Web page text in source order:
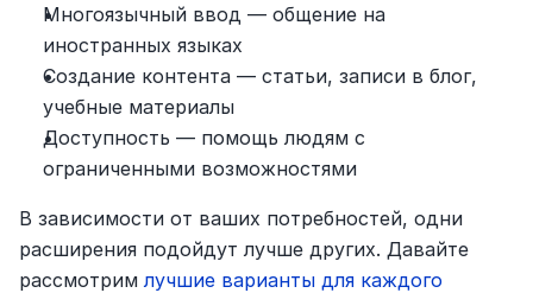
Многоязычный ввод — общение на
иностранных языках
Создание контента — статьи, записи в блог,
учебные материалы
Доступность — помощь людям с
ограниченными возможностями
В зависимости от ваших потребностей, одни
расширения подойдут лучше других. Давайте
рассмотрим лучшие варианты для каждого